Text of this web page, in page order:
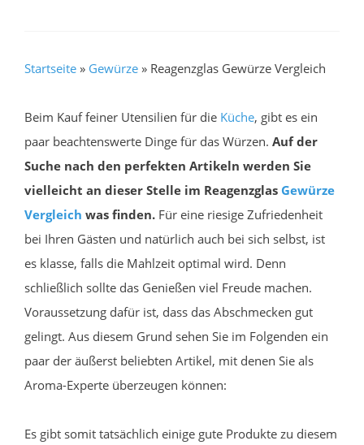
Startseite » Gewürze » Reagenzglas Gewürze Vergleich
Beim Kauf feiner Utensilien für die Küche, gibt es ein
paar beachtenswerte Dinge für das Würzen. Auf der
Suche nach den perfekten Artikeln werden Sie
vielleicht an dieser Stelle im Reagenzglas Gewürze
Vergleich was finden. Für eine riesige Zufriedenheit
bei Ihren Gästen und natürlich auch bei sich selbst, ist
es klasse, falls die Mahlzeit optimal wird. Denn
schließlich sollte das Genießen viel Freude machen.
Voraussetzung dafür ist, dass das Abschmecken gut
gelingt. Aus diesem Grund sehen Sie im Folgenden ein
paar der äußerst beliebten Artikel, mit denen Sie als
Aroma-Experte überzeugen können:
Es gibt somit tatsächlich einige gute Produkte zu diesem